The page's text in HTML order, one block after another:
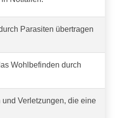
Parasiten übertragen
Wohlbefinden durch
Verletzungen, die eine